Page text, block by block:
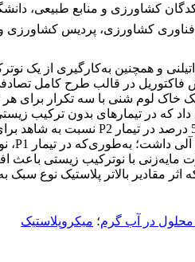
کشاورزی و منابع طبیعی،
کشاورزی، پردیس کشاورزی و
و همچنین به‌کارگیری از یک
مایه‌زنی با نوترکیب زیستی
سبک به‌میزان 1/32، 1/18 و 1/35 درصد چشمگیرتر از نوع
محلول در آب گرم؛ میکروپلاستیک